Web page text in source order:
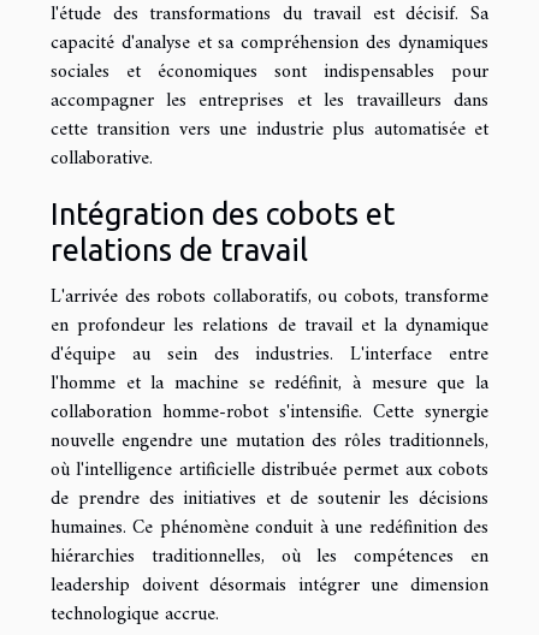
l'étude des transformations du travail est décisif. Sa
capacité d'analyse et sa compréhension des dynamiques
sociales et économiques sont indispensables pour
accompagner les entreprises et les travailleurs dans
cette transition vers une industrie plus automatisée et
collaborative.
Intégration des cobots et
relations de travail
L'arrivée des robots collaboratifs, ou cobots, transforme
en profondeur les relations de travail et la dynamique
d'équipe au sein des industries. L'interface entre
l'homme et la machine se redéfinit, à mesure que la
collaboration homme-robot s'intensifie. Cette synergie
nouvelle engendre une mutation des rôles traditionnels,
où l'intelligence artificielle distribuée permet aux cobots
de prendre des initiatives et de soutenir les décisions
humaines. Ce phénomène conduit à une redéfinition des
hiérarchies traditionnelles, où les compétences en
leadership doivent désormais intégrer une dimension
technologique accrue.